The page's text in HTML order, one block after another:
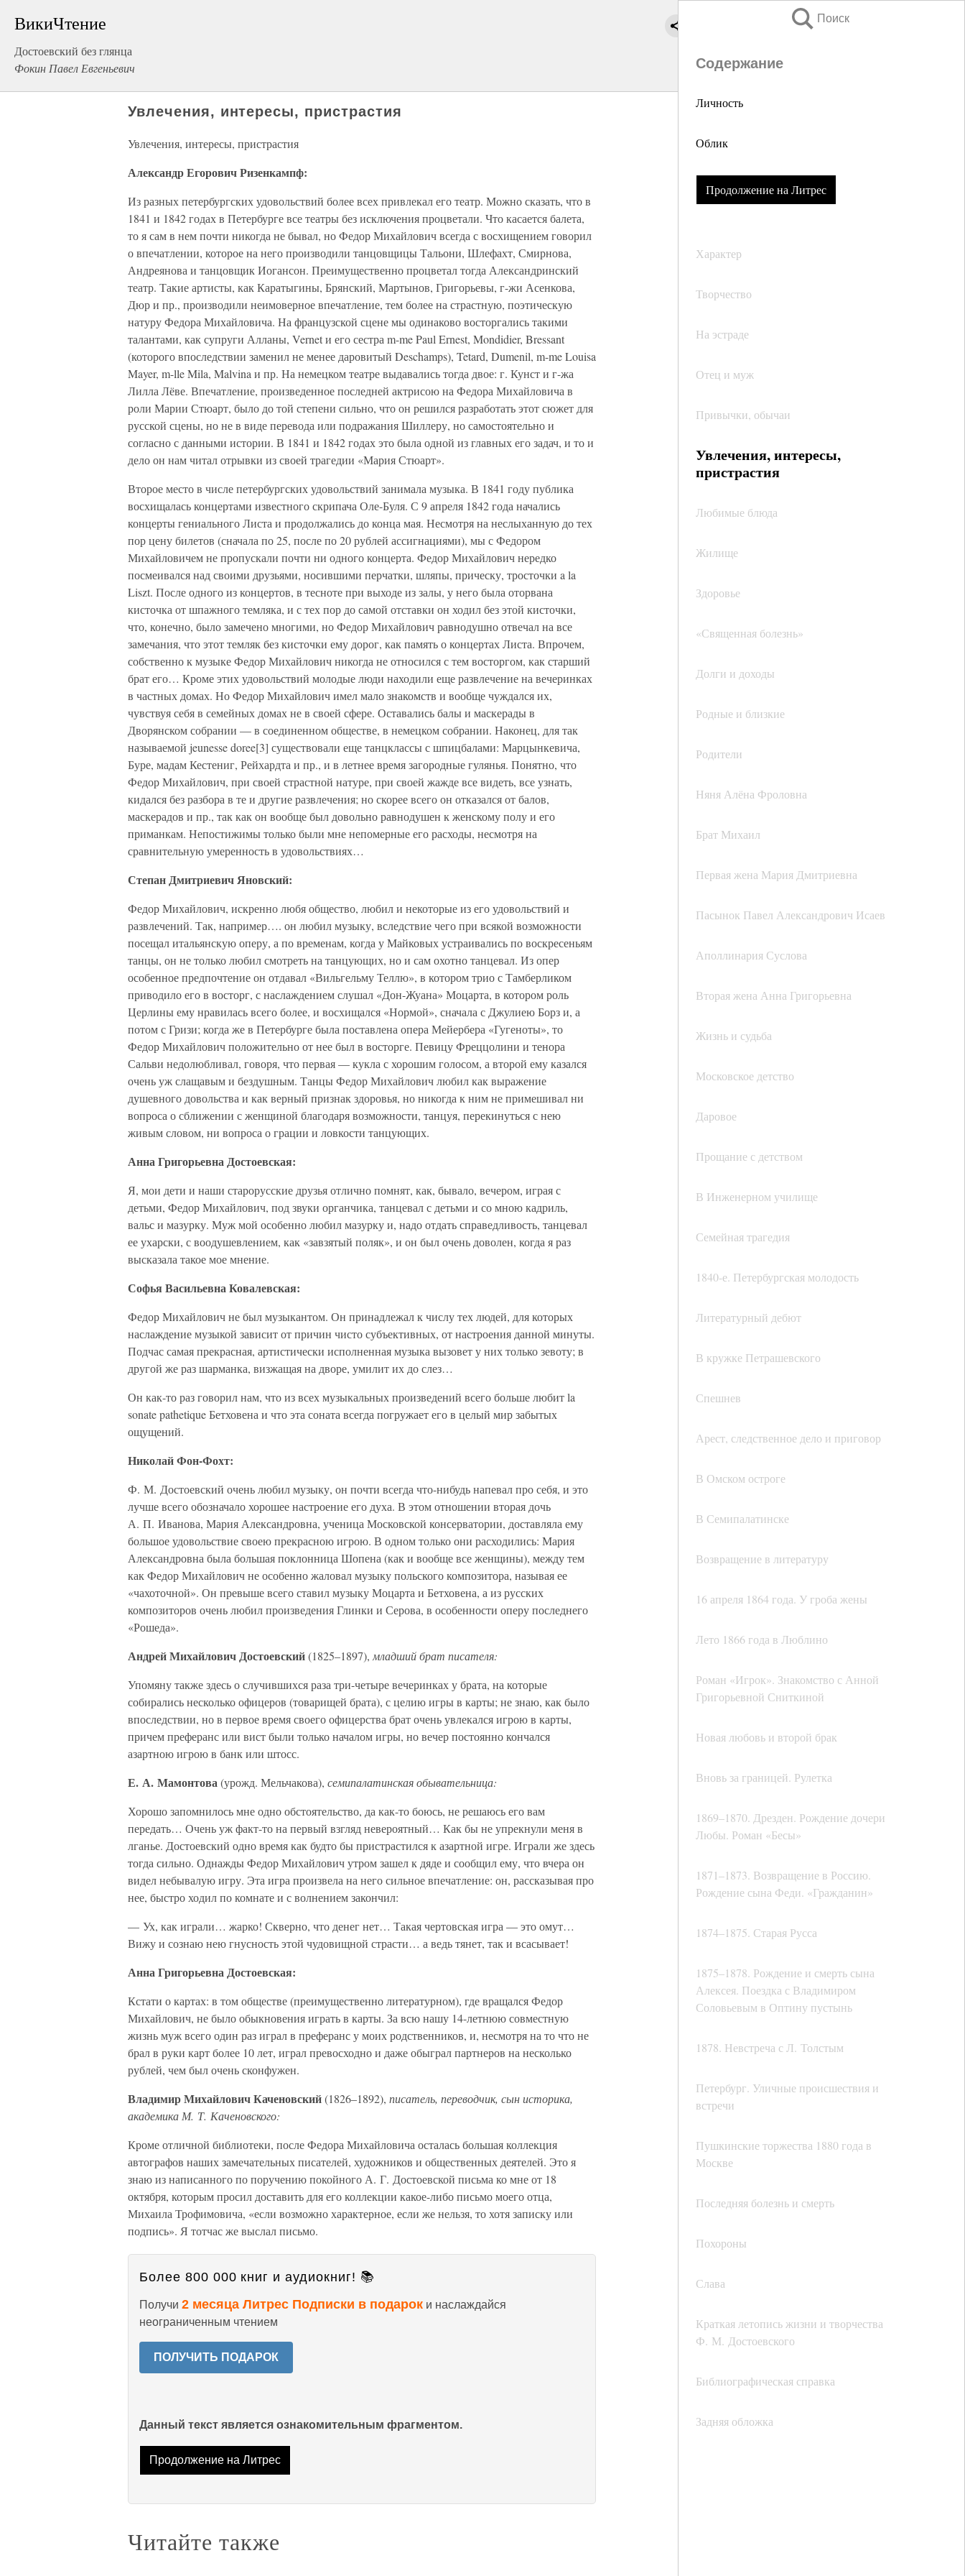
ВикиЧтение
Достоевский без глянца
Фокин Павел Евгеньевич
Поиск
Содержание
Личность
Облик
Продолжение на Литрес
Характер
Творчество
На эстраде
Отец и муж
Привычки, обычаи
Увлечения, интересы,
пристрастия
Любимые блюда
Жилище
Здоровье
«Священная болезнь»
Долги и доходы
Родные и близкие
Родители
Няня Алёна Фроловна
Брат Михаил
Первая жена Мария Дмитриевна
Пасынок Павел Александрович Исаев
Аполлинария Суслова
Вторая жена Анна Григорьевна
Жизнь и судьба
Московское детство
Даровое
Прощание с детством
В Инженерном училище
Семейная трагедия
1840-е. Петербургская молодость
Литературный дебют
В кружке Петрашевского
Спешнев
Арест, следственное дело и приговор
В Омском остроге
В Семипалатинске
Возвращение в литературу
16 апреля 1864 года. У гроба жены
Лето 1866 года в Люблино
Роман «Игрок». Знакомство с Анной
Григорьевной Сниткиной
Новая любовь и второй брак
Вновь за границей. Рулетка
1869–1870. Дрезден. Рождение дочери
Любы. Роман «Бесы»
1871–1873. Возвращение в Россию.
Рождение сына Феди. «Гражданин»
1874–1875. Старая Русса
1875–1878. Рождение и смерть сына
Алексея. Поездка с Владимиром
Соловьевым в Оптину пустынь
1878. Невстреча с Л. Толстым
Петербург. Уличные происшествия и
встречи
Пушкинские торжества 1880 года в
Москве
Последняя болезнь и смерть
Похороны
Слава
Краткая летопись жизни и творчества
Ф. М. Достоевского
Библиографическая справка
Задняя обложка
Увлечения, интересы, пристрастия
Увлечения, интересы, пристрастия
Александр Егорович Ризенкампф:
Из разных петербургских удовольствий более всех привлекал его театр. Можно сказать, что в
1841 и 1842 годах в Петербурге все театры без исключения процветали. Что касается балета,
то я сам в нем почти никогда не бывал, но Федор Михайлович всегда с восхищением говорил
о впечатлении, которое на него производили танцовщицы Тальони, Шлефахт, Смирнова,
Андреянова и танцовщик Иогансон. Преимущественно процветал тогда Александринский
театр. Такие артисты, как Каратыгины, Брянский, Мартынов, Григорьевы, г-жи Асенкова,
Дюр и пр., производили неимоверное впечатление, тем более на страстную, поэтическую
натуру Федора Михайловича. На французской сцене мы одинаково восторгались такими
талантами, как супруги Алланы, Vernet и его сестра m-me Paul Ernest, Mondidier, Bressant
(которого впоследствии заменил не менее даровитый Deschamps), Tetard, Dumenil, m-me Louisa
Mayer, m-lle Mila, Malvina и пр. На немецком театре выдавались тогда двое: г. Кунст и г-жа
Лилла Лёве. Впечатление, произведенное последней актрисою на Федора Михайловича в
роли Марии Стюарт, было до той степени сильно, что он решился разработать этот сюжет для
русской сцены, но не в виде перевода или подражания Шиллеру, но самостоятельно и
согласно с данными истории. В 1841 и 1842 годах это была одной из главных его задач, и то и
дело он нам читал отрывки из своей трагедии «Мария Стюарт».
Второе место в числе петербургских удовольствий занимала музыка. В 1841 году публика
восхищалась концертами известного скрипача Оле-Буля. С 9 апреля 1842 года начались
концерты гениального Листа и продолжались до конца мая. Несмотря на неслыханную до тех
пор цену билетов (сначала по 25, после по 20 рублей ассигнациями), мы с Федором
Михайловичем не пропускали почти ни одного концерта. Федор Михайлович нередко
посмеивался над своими друзьями, носившими перчатки, шляпы, прическу, тросточки a la
Liszt. После одного из концертов, в тесноте при выходе из залы, у него была оторвана
кисточка от шпажного темляка, и с тех пор до самой отставки он ходил без этой кисточки,
что, конечно, было замечено многими, но Федор Михайлович равнодушно отвечал на все
замечания, что этот темляк без кисточки ему дорог, как память о концертах Листа. Впрочем,
собственно к музыке Федор Михайлович никогда не относился с тем восторгом, как старший
брат его… Кроме этих удовольствий молодые люди находили еще развлечение на вечеринках
в частных домах. Но Федор Михайлович имел мало знакомств и вообще чуждался их,
чувствуя себя в семейных домах не в своей сфере. Оставались балы и маскерады в
Дворянском собрании — в соединенном обществе, в немецком собрании. Наконец, для так
называемой jeunesse doree[3] существовали еще танцклассы с шпицбалами: Марцынкевича,
Буре, мадам Кестениг, Рейхардта и пр., и в летнее время загородные гулянья. Понятно, что
Федор Михайлович, при своей страстной натуре, при своей жажде все видеть, все узнать,
кидался без разбора в те и другие развлечения; но скорее всего он отказался от балов,
маскерадов и пр., так как он вообще был довольно равнодушен к женскому полу и его
приманкам. Непостижимы только были мне непомерные его расходы, несмотря на
сравнительную умеренность в удовольствиях…
Степан Дмитриевич Яновский:
Федор Михайлович, искренно любя общество, любил и некоторые из его удовольствий и
развлечений. Так, например…. он любил музыку, вследствие чего при всякой возможности
посещал итальянскую оперу, а по временам, когда у Майковых устраивались по воскресеньям
танцы, он не только любил смотреть на танцующих, но и сам охотно танцевал. Из опер
особенное предпочтение он отдавал «Вильгельму Теллю», в котором трио с Тамберликом
приводило его в восторг, с наслаждением слушал «Дон-Жуана» Моцарта, в котором роль
Церлины ему нравилась всего более, и восхищался «Нормой», сначала с Джулиею Борз и, а
потом с Гризи; когда же в Петербурге была поставлена опера Мейербера «Гугеноты», то
Федор Михайлович положительно от нее был в восторге. Певицу Фреццолини и тенора
Сальви недолюбливал, говоря, что первая — кукла с хорошим голосом, а второй ему казался
очень уж слащавым и бездушным. Танцы Федор Михайлович любил как выражение
душевного довольства и как верный признак здоровья, но никогда к ним не примешивал ни
вопроса о сближении с женщиной благодаря возможности, танцуя, перекинуться с нею
живым словом, ни вопроса о грации и ловкости танцующих.
Анна Григорьевна Достоевская:
Я, мои дети и наши старорусские друзья отлично помнят, как, бывало, вечером, играя с
детьми, Федор Михайлович, под звуки органчика, танцевал с детьми и со мною кадриль,
вальс и мазурку. Муж мой особенно любил мазурку и, надо отдать справедливость, танцевал
ее ухарски, с воодушевлением, как «завзятый поляк», и он был очень доволен, когда я раз
высказала такое мое мнение.
Софья Васильевна Ковалевская:
Федор Михайлович не был музыкантом. Он принадлежал к числу тех людей, для которых
наслаждение музыкой зависит от причин чисто субъективных, от настроения данной минуты.
Подчас самая прекрасная, артистически исполненная музыка вызовет у них только зевоту; в
другой же раз шарманка, визжащая на дворе, умилит их до слез…
Он как-то раз говорил нам, что из всех музыкальных произведений всего больше любит la
sonate pathetique Бетховена и что эта соната всегда погружает его в целый мир забытых
ощущений.
Николай Фон-Фохт:
Ф. М. Достоевский очень любил музыку, он почти всегда что-нибудь напевал про себя, и это
лучше всего обозначало хорошее настроение его духа. В этом отношении вторая дочь
А. П. Иванова, Мария Александровна, ученица Московской консерватории, доставляла ему
большое удовольствие своею прекрасною игрою. В одном только они расходились: Мария
Александровна была большая поклонница Шопена (как и вообще все женщины), между тем
как Федор Михайлович не особенно жаловал музыку польского композитора, называя ее
«чахоточной». Он превыше всего ставил музыку Моцарта и Бетховена, а из русских
композиторов очень любил произведения Глинки и Серова, в особенности оперу последнего
«Рошеда».
Андрей Михайлович Достоевский(1825–1897), младший брат писателя:
Упомяну также здесь о случившихся раза три-четыре вечеринках у брата, на которые
собирались несколько офицеров (товарищей брата), с целию игры в карты; не знаю, как было
впоследствии, но в первое время своего офицерства брат очень увлекался игрою в карты,
причем преферанс или вист были только началом игры, но вечер постоянно кончался
азартною игрою в банк или штосс.
Е. А. Мамонтова(урожд. Мельчакова), семипалатинская обывательница:
Хорошо запомнилось мне одно обстоятельство, да как-то боюсь, не решаюсь его вам
передать… Очень уж факт-то на первый взгляд невероятный… Как бы не упрекнули меня в
лганье. Достоевский одно время как будто бы пристрастился к азартной игре. Играли же здесь
тогда сильно. Однажды Федор Михайлович утром зашел к дяде и сообщил ему, что вчера он
видел небывалую игру. Эта игра произвела на него сильное впечатление: он, рассказывая про
нее, быстро ходил по комнате и с волнением закончил:
— Ух, как играли… жарко! Скверно, что денег нет… Такая чертовская игра — это омут…
Вижу и сознаю нею гнусность этой чудовищной страсти… а ведь тянет, так и всасывает!
Анна Григорьевна Достоевская:
Кстати о картах: в том обществе (преимущественно литературном), где вращался Федор
Михайлович, не было обыкновения играть в карты. За всю нашу 14-летнюю совместную
жизнь муж всего один раз играл в преферанс у моих родственников, и, несмотря на то что не
брал в руки карт более 10 лет, играл превосходно и даже обыграл партнеров на несколько
рублей, чем был очень сконфужен.
Владимир Михайлович Каченовский(1826–1892), писатель, переводчик, сын историка,
академика М. Т. Каченовского:
Кроме отличной библиотеки, после Федора Михайловича осталась большая коллекция
автографов наших замечательных писателей, художников и общественных деятелей. Это я
знаю из написанного по поручению покойного А. Г. Достоевской письма ко мне от 18
октября, которым просил доставить для его коллекции какое-либо письмо моего отца,
Михаила Трофимовича, «если возможно характерное, если же нельзя, то хотя записку или
подпись». Я тотчас же выслал письмо.
Более 800 000 книг и аудиокниг! 📚
Получи 2 месяца Литрес Подписки в подарок и наслаждайся
неограниченным чтением
ПОЛУЧИТЬ ПОДАРОК
Данный текст является ознакомительным фрагментом.
Продолжение на Литрес
Читайте также